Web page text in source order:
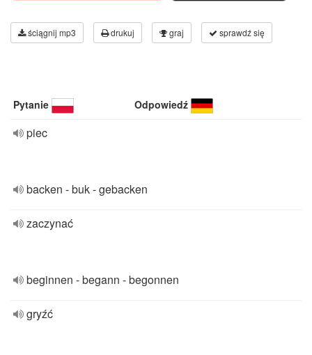
ściągnij mp3 drukuj graj sprawdź się
Pytanie Odpowiedź
piec
backen - buk - gebacken
zaczynać
beginnen - begann - begonnen
gryźć